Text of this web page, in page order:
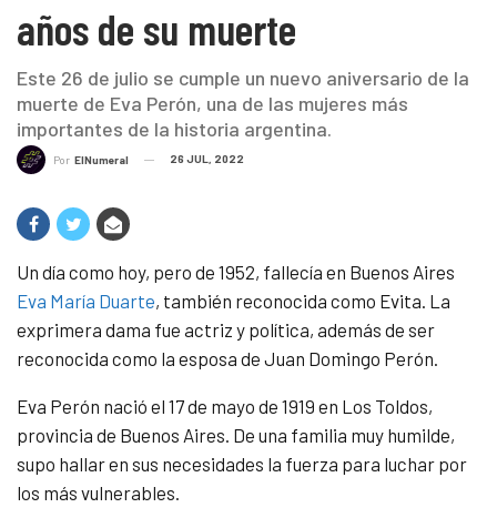
años de su muerte
Este 26 de julio se cumple un nuevo aniversario de la
muerte de Eva Perón, una de las mujeres más
importantes de la historia argentina.
Por ElNumeral 26 JUL, 2022
Un día como hoy, pero de 1952, fallecía en Buenos Aires
Eva María Duarte, también reconocida como Evita. La
exprimera dama fue actriz y política, además de ser
reconocida como la esposa de Juan Domingo Perón.
Eva Perón nació el 17 de mayo de 1919 en Los Toldos,
provincia de Buenos Aires. De una familia muy humilde,
supo hallar en sus necesidades la fuerza para luchar por
los más vulnerables.